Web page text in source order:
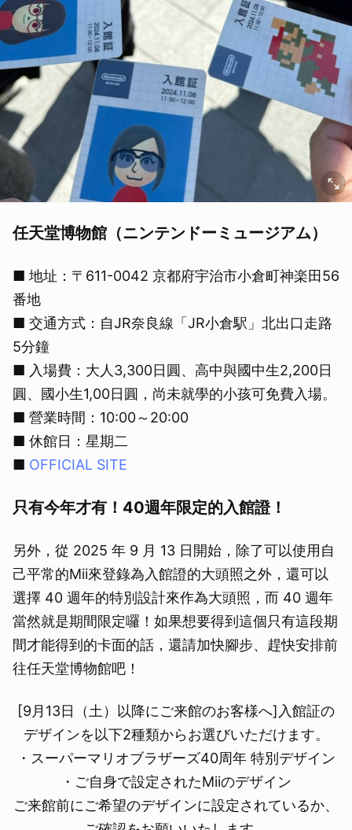
任天堂博物館（ニンテンドーミュージアム）
■ 地址：〒611-0042 京都府宇治市小倉町神楽田56
番地
■ 交通方式：自JR奈良線「JR小倉駅」北出口走路
5分鐘
■ 入場費：大人3,300日圓、高中與國中生2,200日
圓、國小生1,00日圓，尚未就學的小孩可免費入場。
■ 營業時間：10:00～20:00
■ 休館日：星期二
■ OFFICIAL SITE
只有今年才有！40週年限定的入館證！
另外，從 2025 年 9 月 13 日開始，除了可以使用自
己平常的Mii來登錄為入館證的大頭照之外，還可以
選擇 40 週年的特別設計來作為大頭照，而 40 週年
當然就是期間限定囉！如果想要得到這個只有這段期
間才能得到的卡面的話，還請加快腳步、趕快安排前
往任天堂博物館吧！
[9月13日（土）以降にご来館のお客様へ]入館証の
デザインを以下2種類からお選びいただけます。
・スーパーマリオブラザーズ40周年 特別デザイン
・ご自身で設定されたMiiのデザイン
ご来館前にご希望のデザインに設定されているか、